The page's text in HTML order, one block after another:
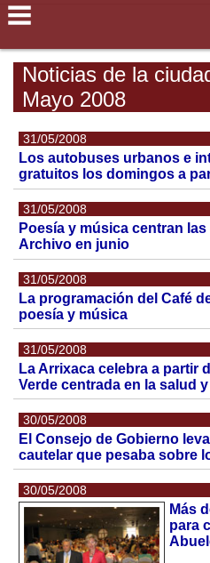
Noticias de la
Mayo 2008
31/05/2008
Los autobuses urbanos e
gratuitos los domingos a
31/05/2008
Poesía y música centran
Archivo en junio
31/05/2008
La programación del Café
poesía y música
31/05/2008
La Arrixaca celebra a partir
Verde centrada en la salud
30/05/2008
El Consejo de Gobierno
cautelar que pesaba sobre
30/05/2008
Más
para